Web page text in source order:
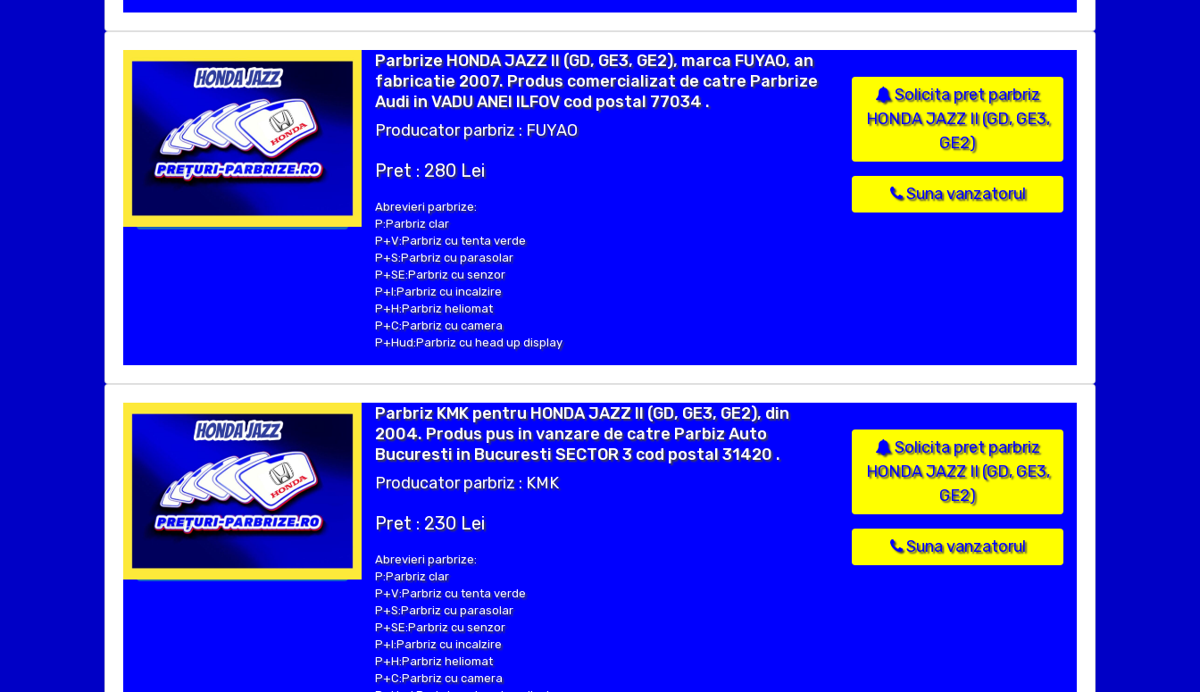
Parbrize HONDA JAZZ II (GD, GE3, GE2), marca FUYAO, an
fabricatie 2007. Produs comercializat de catre Parbrize
Audi in VADU ANEI ILFOV cod postal 77034 .
Producator parbriz : FUYAO
Pret : 280 Lei
Abrevieri parbrize:
P:Parbriz clar
P+V:Parbriz cu tenta verde
P+S:Parbriz cu parasolar
P+SE:Parbriz cu senzor
P+I:Parbriz cu incalzire
P+H:Parbriz heliomat
P+C:Parbriz cu camera
P+Hud:Parbriz cu head up display
Solicita pret parbriz
HONDA JAZZ II (GD, GE3,
GE2)
Suna vanzatorul
Parbriz KMK pentru HONDA JAZZ II (GD, GE3, GE2), din
2004. Produs pus in vanzare de catre Parbiz Auto
Bucuresti in Bucuresti SECTOR 3 cod postal 31420 .
Producator parbriz : KMK
Pret : 230 Lei
Abrevieri parbrize:
P:Parbriz clar
P+V:Parbriz cu tenta verde
P+S:Parbriz cu parasolar
P+SE:Parbriz cu senzor
P+I:Parbriz cu incalzire
P+H:Parbriz heliomat
P+C:Parbriz cu camera
Solicita pret parbriz
HONDA JAZZ II (GD, GE3,
GE2)
Suna vanzatorul